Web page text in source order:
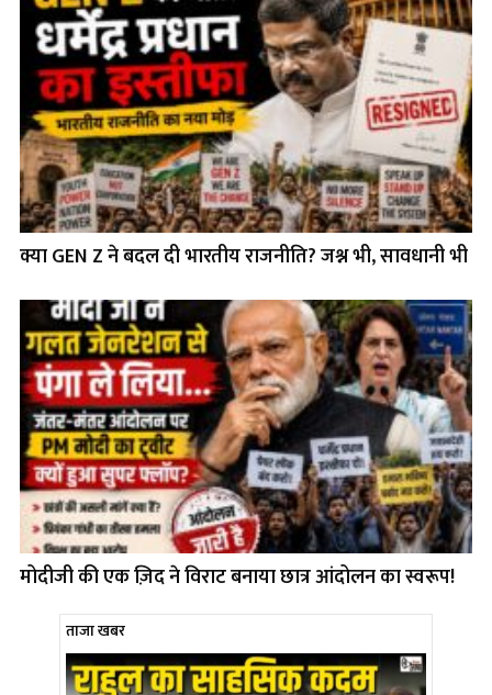
क्या GEN Z ने बदल दी भारतीय राजनीति? जश्न भी, सावधानी भी
मोदीजी की एक ज़िद ने विराट बनाया छात्र आंदोलन का स्वरूप!
ताजा खबर